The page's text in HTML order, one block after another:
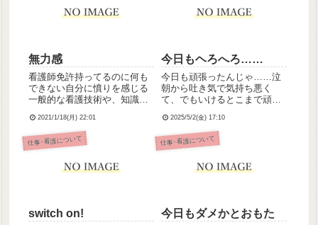
無力感
看護師免許持ってるのに何も
できない自分に憤りを感じる
一般的な看護技術や、知識、
に寄り添うだけじゃ、命を救
うことはできないのに
2021/1/18(月) 22:01
今日もヘろへろ……
今日も頑張ったんじゃ……泣
朝から吐き気で気持ち悪く
て、でもいけるとこまで頑張
で不穏な利用者さんの対応で
大声で威嚇されるわ、ターミ
ナルの利用者さんのご家族様
って言ってるんです！」と詰
2025/5/2(金) 17:10
仕事･看護について
switch on!
仕事･看護について
今日もダメかとおもた